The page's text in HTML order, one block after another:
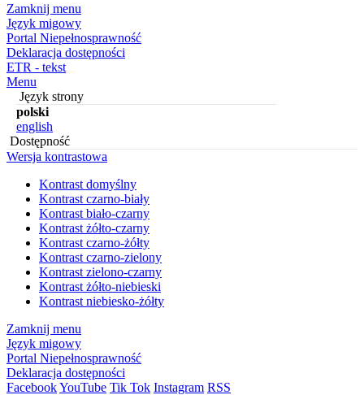
Zamknij menu
Język migowy
Portal Niepełnosprawność
Deklaracja dostępności
ETR - tekst
Menu
Język strony
polski
english
Dostępność
Wersja kontrastowa
Kontrast domyślny
Kontrast czarno-biały
Kontrast biało-czarny
Kontrast żółto-czarny
Kontrast czarno-żółty
Kontrast czarno-zielony
Kontrast zielono-czarny
Kontrast żółto-niebieski
Kontrast niebiesko-żółty
Zamknij menu
Język migowy
Portal Niepełnosprawność
Deklaracja dostępności
FacebookYouTube Tik Tok Instagram RSS